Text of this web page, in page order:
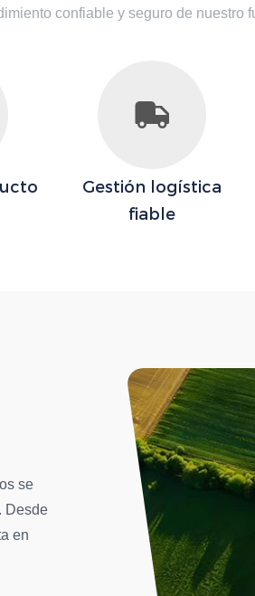
confiable y seguro de nuestro
Gestión logística
fiable
se
Desde
en